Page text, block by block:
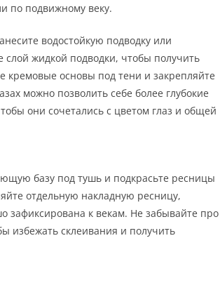
по подвижному веку.
водостойкую подводку или
слой жидкой подводки, чтобы получить
кремовые основы под тени и закрепляйте
можно позволить себе более глубокие
они сочетались с цветом глаз и общей
базу под тушь и подкрасьте ресницы
отдельную накладную ресницу,
зафиксирована к векам. Не забывайте про
избежать склеивания и получить